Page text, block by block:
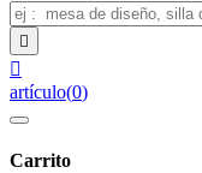


artículo(0)
Carrito